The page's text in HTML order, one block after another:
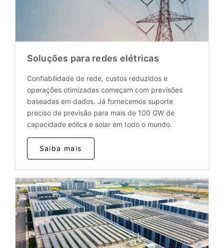
Soluções para redes elétricas
Confiabilidade de rede, custos reduzidos e
operações otimizadas começam com previsões
baseadas em dados. Já fornecemos suporte
preciso de previsão para mais de 100 GW de
capacidade eólica e solar em todo o mundo.
Saiba mais